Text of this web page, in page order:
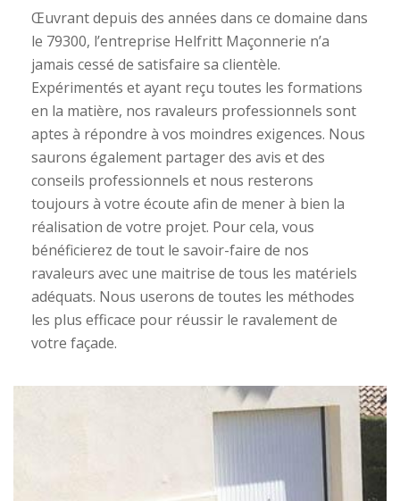
Œuvrant depuis des années dans ce domaine dans
le 79300, l’entreprise Helfritt Maçonnerie n’a
jamais cessé de satisfaire sa clientèle.
Expérimentés et ayant reçu toutes les formations
en la matière, nos ravaleurs professionnels sont
aptes à répondre à vos moindres exigences. Nous
saurons également partager des avis et des
conseils professionnels et nous resterons
toujours à votre écoute afin de mener à bien la
réalisation de votre projet. Pour cela, vous
bénéficierez de tout le savoir-faire de nos
ravaleurs avec une maitrise de tous les matériels
adéquats. Nous userons de toutes les méthodes
les plus efficace pour réussir le ravalement de
votre façade.